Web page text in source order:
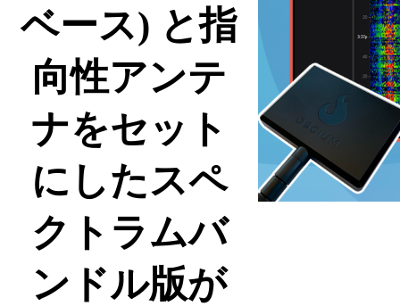
ベース) と指
向性アンテ
ナをセット
にしたスペ
クトラムバ
ンドル版が